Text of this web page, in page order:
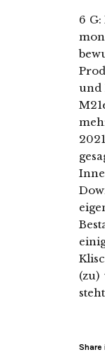
6
und
(zu)
Share